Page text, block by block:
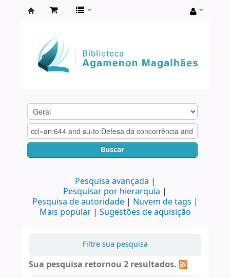
Agamenon
Magalhães
Buscar
Pesquisa avançada
Pesquisar por hierarquia
Pesquisa de autoridade
Nuvem de tags
Mais popular
Sugestões de aquisição
Filtre sua pesquisa
Sua pesquisa retornou 2 resultados.